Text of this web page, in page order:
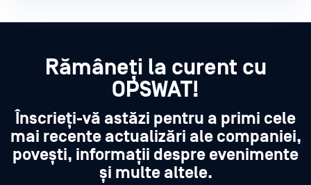
Rămâneți la curent cu
OPSWAT!
Înscrieți-vă astăzi pentru a primi cele
mai recente actualizări ale companiei,
povești, informații despre evenimente
și multe altele.